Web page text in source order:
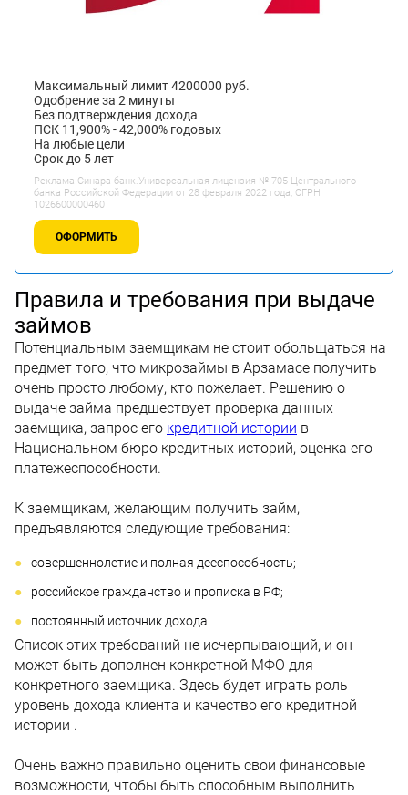
Максимальный лимит 4200000 руб.
Одобрение за 2 минуты
Без подтверждения дохода
ПСК 11,900% - 42,000% годовых
На любые цели
Срок до 5 лет
Реклама Синара банк.Универсальная лицензия № 705 Центрального
банка Российской Федерации от 28 февраля 2022 года, ОГРН
1026600000460
ОФОРМИТЬ
Правила и требования при выдаче
займов
Потенциальным заемщикам не стоит обольщаться на
предмет того, что микрозаймы в Арзамасе получить
очень просто любому, кто пожелает. Решению о
выдаче займа предшествует проверка данных
заемщика, запрос его кредитной истории в
Национальном бюро кредитных историй, оценка его
платежеспособности.
К заемщикам, желающим получить займ,
предъявляются следующие требования:
совершеннолетие и полная дееспособность;
российское гражданство и прописка в РФ;
постоянный источник дохода.
Список этих требований не исчерпывающий, и он
может быть дополнен конкретной МФО для
конкретного заемщика. Здесь будет играть роль
уровень дохода клиента и качество его кредитной
истории .
Очень важно правильно оценить свои финансовые
возможности, чтобы быть способным выполнить